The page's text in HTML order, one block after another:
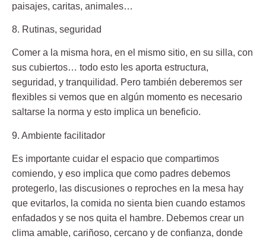
paisajes, caritas, animales…
8. Rutinas, seguridad
Comer a la misma hora, en el mismo sitio, en su silla, con
sus cubiertos… todo esto les aporta estructura,
seguridad, y tranquilidad. Pero también deberemos ser
flexibles si vemos que en algún momento es necesario
saltarse la norma y esto implica un beneficio.
9. Ambiente facilitador
Es importante cuidar el espacio que compartimos
comiendo, y eso implica que como padres debemos
protegerlo, las discusiones o reproches en la mesa hay
que evitarlos, la comida no sienta bien cuando estamos
enfadados y se nos quita el hambre. Debemos crear un
clima amable, cariñoso, cercano y de confianza, donde